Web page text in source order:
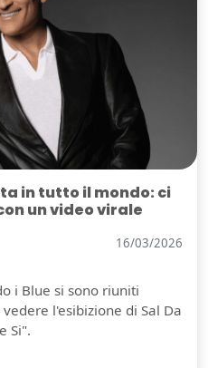
in tutto il mondo: ci
un video virale
16/03/2026
i Blue si sono riuniti
l'esibizione di Sal Da
Si".